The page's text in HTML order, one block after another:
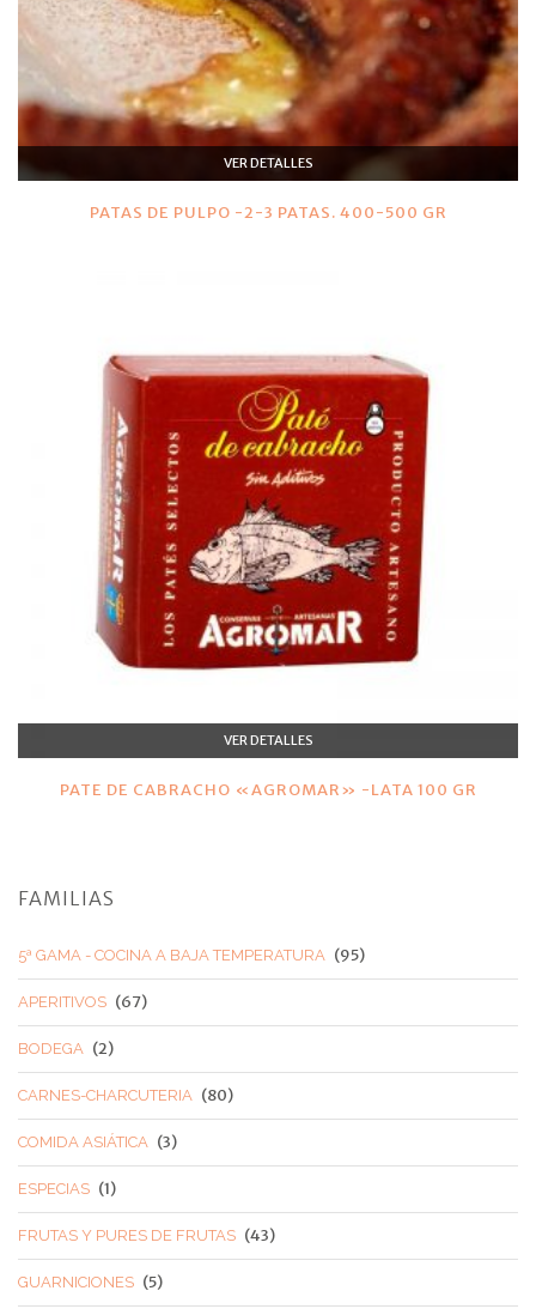
VER DETALLES
PATAS DE PULPO -2-3 PATAS. 400-500 GR
VER DETALLES
PATE DE CABRACHO «AGROMAR» -LATA 100 GR
FAMILIAS
5ª GAMA - COCINA A BAJA TEMPERATURA (95)
APERITIVOS (67)
BODEGA (2)
CARNES-CHARCUTERIA (80)
COMIDA ASIÁTICA (3)
ESPECIAS (1)
FRUTAS Y PURES DE FRUTAS (43)
GUARNICIONES (5)